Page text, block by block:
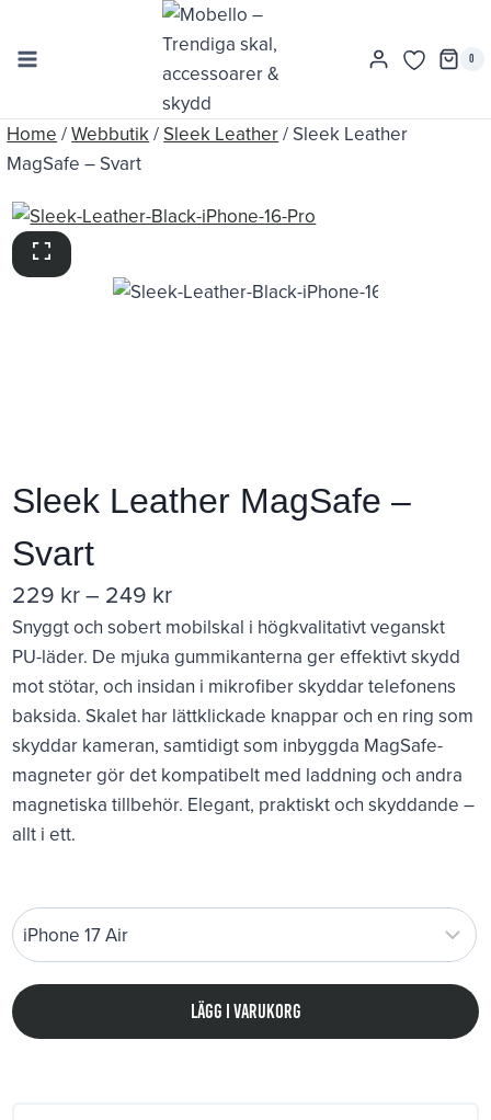
content
0
Home /Webbutik/ Sleek Leather/ Sleek Leather
MagSafe – Svart
Sleek Leather MagSafe –
Svart
229 kr– 249 krPrisintervall:
229 kr
till
249 kr
Snyggt och sobert mobilskal i högkvalitativt veganskt
PU-läder. De mjuka gummikanterna ger effektivt skydd
mot stötar, och insidan i mikrofiber skyddar telefonens
baksida. Skalet har lättklickade knappar och en ring som
skyddar kameran, samtidigt som inbyggda MagSafe-
magneter gör det kompatibelt med laddning och andra
magnetiska tillbehör. Elegant, praktiskt och skyddande –
allt i ett.
Lägg i varukorg